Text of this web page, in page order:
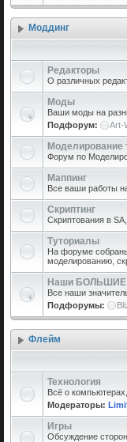
Моддинг
Редакторы
О различных
Моды
Ваши моды на
Подфорум:
Art-
Моделирование
Форум по
Маппинг
Все ваши работы
Скриптинг
Скриптования в
Туториалы
На форуме
моделированию,
Наши БОЛЬШИЕ
Все наши
Подфорумы:
Флейм
Технология
Всё о
Модераторы:
Игры
Обсуждение